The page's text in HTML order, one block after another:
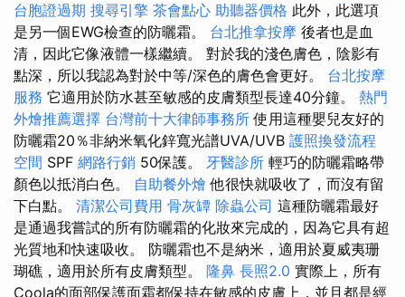
台胞證過期 搜尋引擎 茶會點心 助聽器價格 此外，此選項
是另一個EWG檢查的防曬霜。 台北推拿按摩 後者也是血
清，因此它像液體一樣繼續。 對於我的淺色膚色，陰影有
點深，所以我認為對於中等/深色的膚色會更好。 台北按摩
服務 它適用於防水甚至敏感的皮膚類型長達40分鐘。 熱門
外燴推薦選擇 台灣前十大律師事務所 使用這種嬰兒友好的
防曬霜20％非納米氧化鋅寬光譜UVA/UVB 護照換發流程
空間 SPF 網路行銷 50保護。 牙醫診所 輕巧的防曬霜略帶
顏色以抵消白色。 自助餐外燴 他很快就吸收了，而沒有留
下白點。 清潔公司費用 骨灰罈 除蟲公司 這種防曬霜最好
是通過我嘗試的所有防曬霜的化妝來完成的，因為它具有超
光質地和快速吸收。 防曬霜也不是納米，適用於夏威夷珊
瑚礁，適用於所有皮膚類型。 隆鼻 長照2.0 實際上，所有
Coola的面部保護面霜都保持在敏感的皮膚上，並且都是經